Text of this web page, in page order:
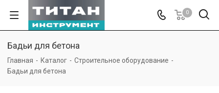
0
Бадьи для бетона
Главная - Каталог - Строительное оборудование -
Бадьи для бетона